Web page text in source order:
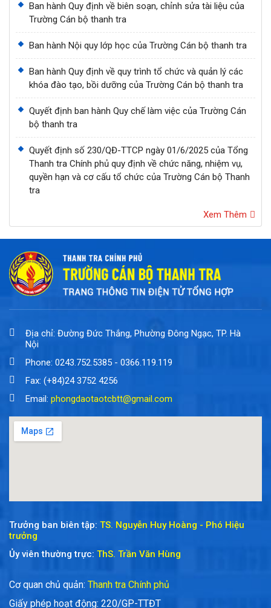
Ban hành Quy định về biên soạn, chỉnh sửa tài liệu của
Trường Cán bộ thanh tra
Ban hành Nội quy lớp học của Trường Cán bộ thanh tra
Ban hành Quy định về quy trình tổ chức và quản lý các
khóa đào tạo, bồi dưỡng của Trường Cán bộ thanh tra
Quyết định ban hành Quy chế làm việc của Trường Cán
bộ thanh tra
Quyết định số 230/QĐ-TTCP ngày 01/6/2025 của Tổng
Thanh tra Chính phủ quy định về chức năng, nhiệm vụ,
quyền hạn và cơ cấu tổ chức của Trường Cán bộ Thanh
tra
Xem Thêm
Địa chỉ: Đường Đức Thắng, Phường Đông Ngạc, TP. Hà
Nội
Phone: 0243.752.5385 - 0366.119.119
Fax: (+84)24 3752 4256
Email: phongdaotaotcbtt@gmail.com
Trưởng ban biên tập: TS. Nguyễn Huy Hoàng - Phó Hiệu
trưởng
Ủy viên thường trực: ThS. Trần Văn Hùng
Cơ quan chủ quản: Thanh tra Chính phủ
Giấy phép hoạt động: 220/GP-TTĐT